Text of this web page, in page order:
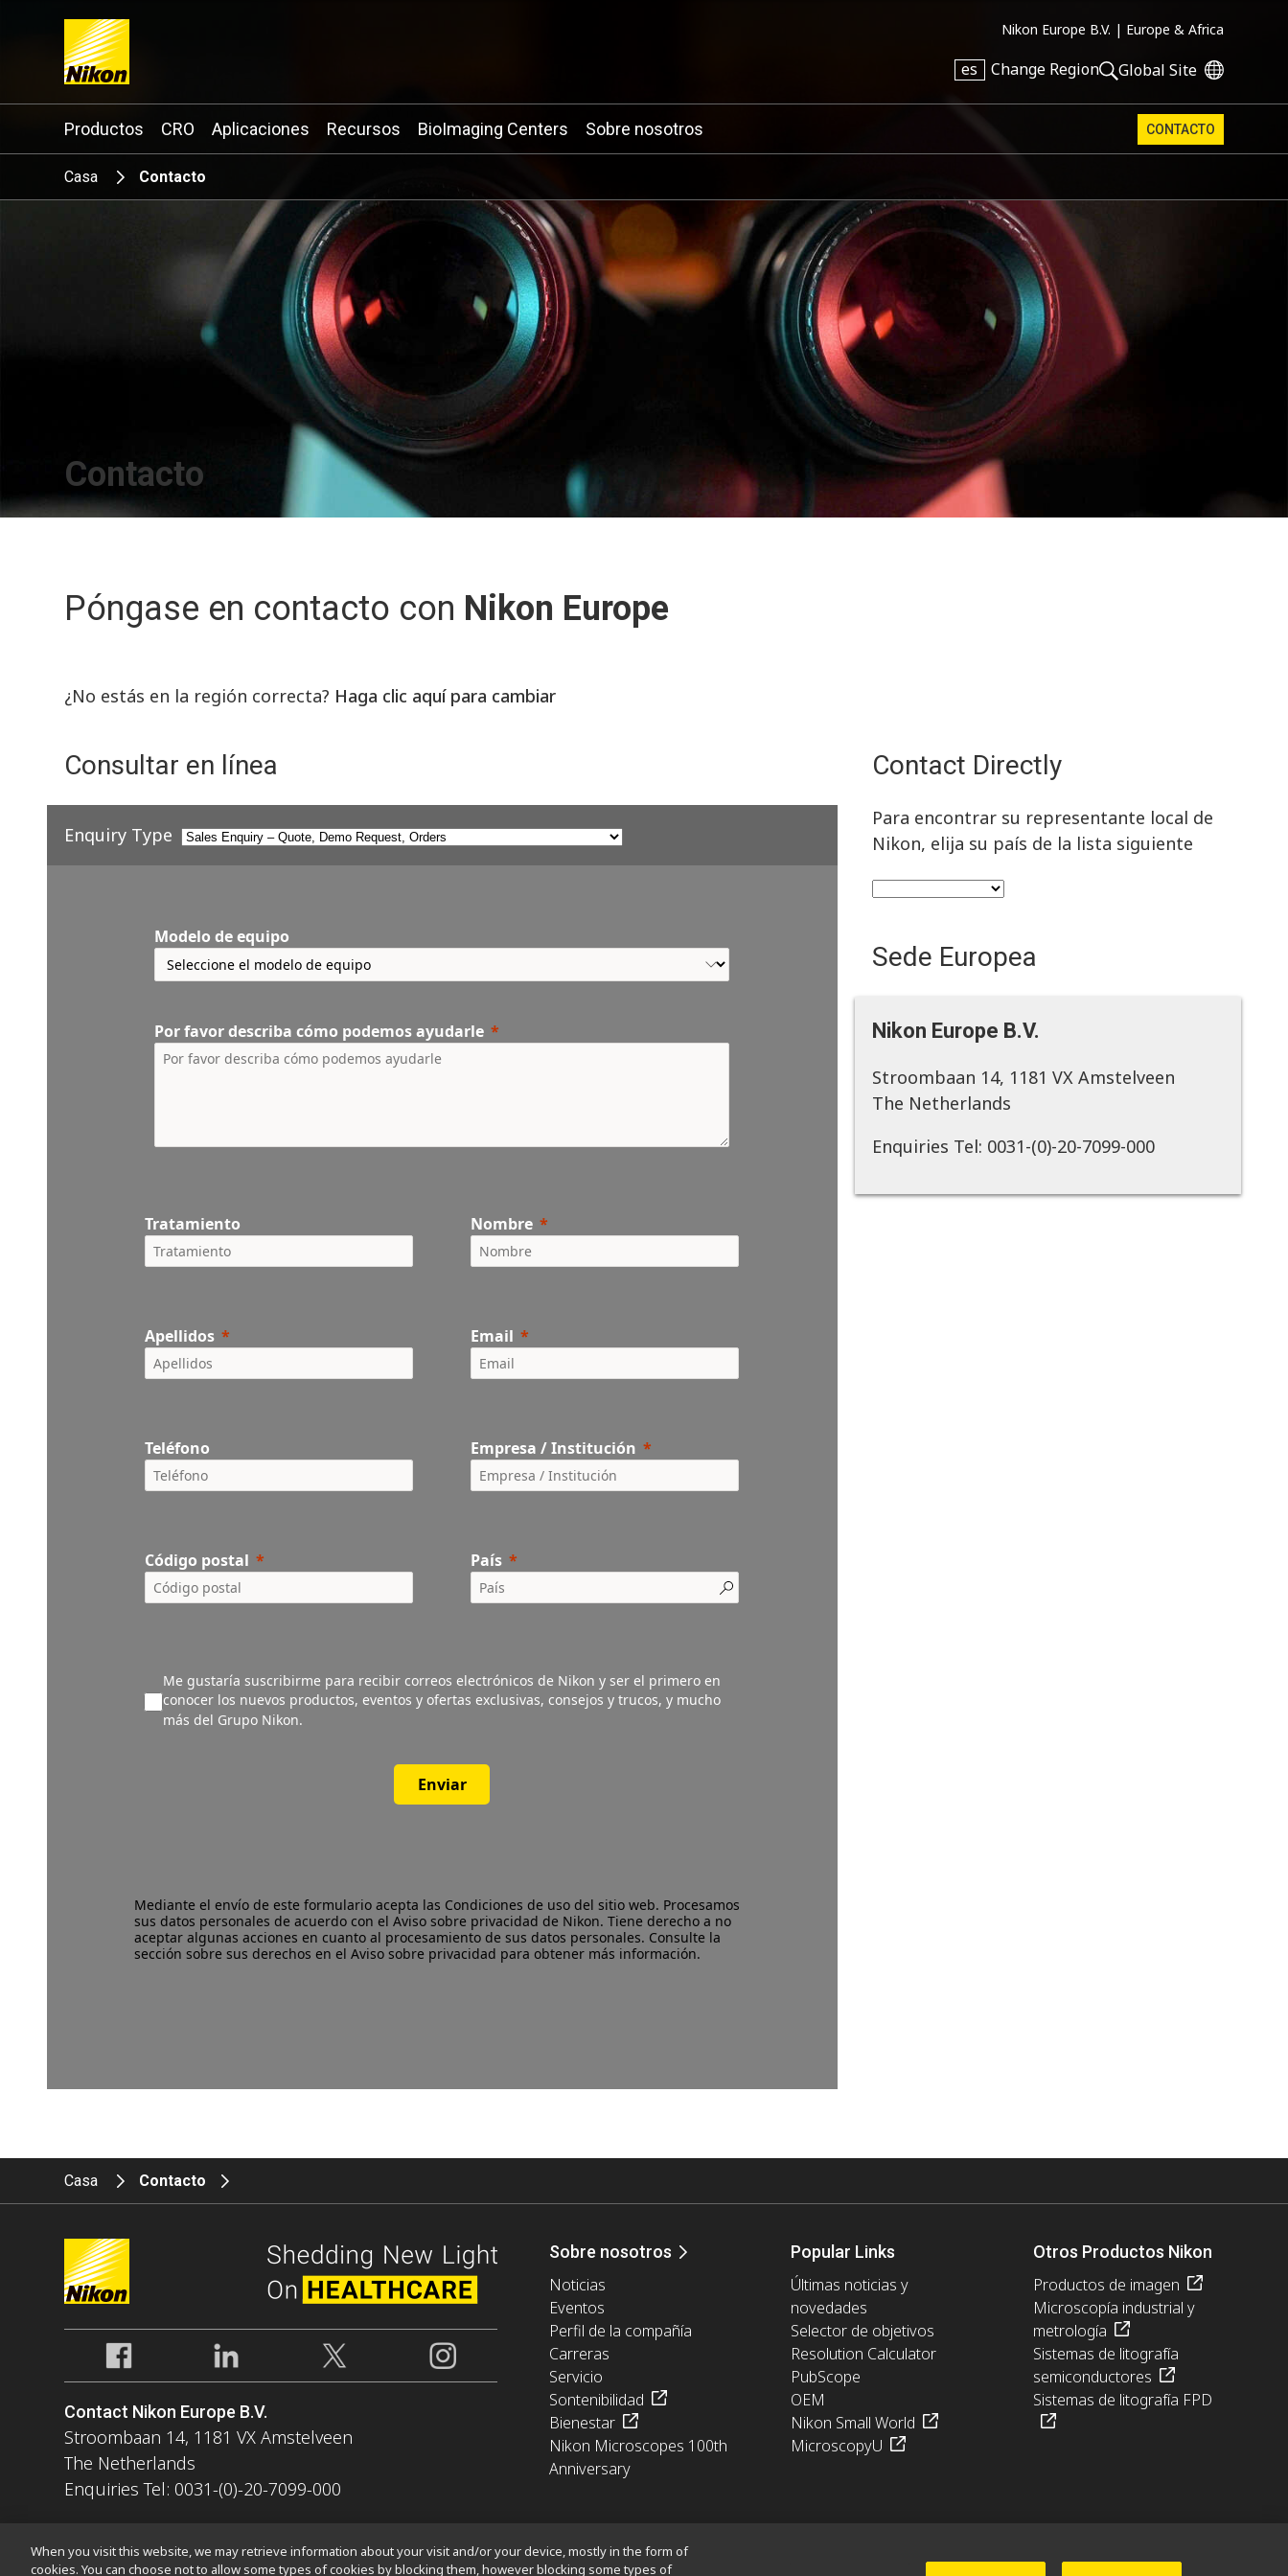
Nikon Europe B.V. | Europe & Africa
es Change Region Global Site
Search keyword(s)
Productos CRO Aplicaciones Recursos BioImaging Centers Sobre nosotros CONTACTO
Casa Contacto
Contacto
Póngase en contacto con Nikon Europe
¿No estás en la región correcta? Haga clic aquí para cambiar
Consultar en línea
Enquiry Type
Modelo de equipo
Por favor describa cómo podemos ayudarle
Tratamiento Nombre
Apellidos Email
Teléfono Empresa / Institución
Código postal País
Me gustaría suscribirme para recibir correos electrónicos de Nikon y ser el primero en
conocer los nuevos productos, eventos y ofertas exclusivas, consejos y trucos, y mucho
más del Grupo Nikon.
Enviar
Mediante el envío de este formulario acepta las Condiciones de uso del sitio web. Procesamos
sus datos personales de acuerdo con elAviso sobre privacidad de Nikon. Tiene derecho a no
aceptar algunas acciones en cuanto al procesamiento de sus datos personales. Consulte la
sección sobre sus derechos en el Aviso sobre privacidad para obtener más información.
Contact Directly
Para encontrar su representante local de
Nikon, elija su país de la lista siguiente
Sede Europea
Nikon Europe B.V.
Stroombaan 14, 1181 VX Amstelveen
The Netherlands
Enquiries Tel: 0031-(0)-20-7099-000
Casa Contacto
Contact Nikon Europe B.V.
Stroombaan 14, 1181 VX Amstelveen
The Netherlands
Enquiries Tel: 0031-(0)-20-7099-000
Sobre nosotros
Noticias
Eventos
Perfil de la compañía
Carreras
Servicio
Sontenibilidad
Bienestar
Nikon Microscopes 100th
Anniversary
Popular Links
Últimas noticias y
novedades
Selector de objetivos
Resolution Calculator
PubScope
OEM
Nikon Small World
MicroscopyU
Otros Productos Nikon
Productos de imagen
Microscopía industrial y
metrología
Sistemas de litografía
semiconductores
Sistemas de litografía FPD
When you visit this website, we may retrieve information about your visit and/or your device, mostly in the form of
cookies. You can choose not to allow some types of cookies by blocking them, however blocking some types of